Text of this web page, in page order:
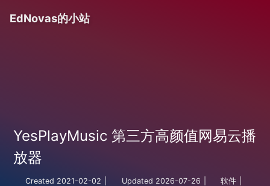
EdNovas的小站
YesPlayMusic 第三方高颜值网易云播
放器
Created 2021-02-02 Updated 2026-07-26 软件